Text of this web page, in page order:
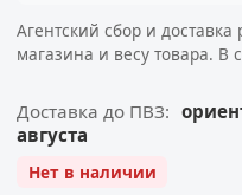
Агентский сбор и
магазина и весу товара. В
Доставка до ПВЗ:
августа
Нет в наличии